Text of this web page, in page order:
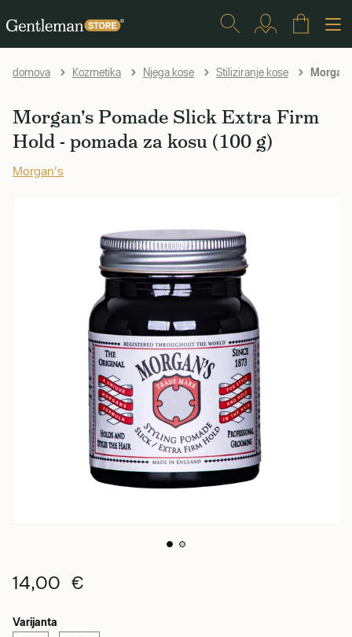
domova Kozmetika Njega kose Stiliziranje kose
Morgan's Pomade Slick Extra Firm
Hold - pomada za kosu (100 g)
Morgan's
14,00 €
Varijanta